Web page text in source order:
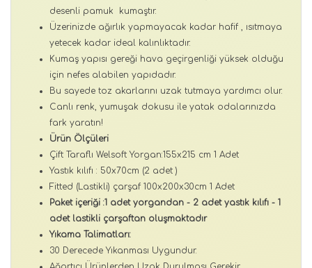
desenli pamuk kumaştır.
Üzerinizde ağırlık yapmayacak kadar hafif , ısıtmaya
yetecek kadar ideal kalınlıktadır.
Kumaş yapısı gereği hava geçirgenliği yüksek olduğu
için nefes alabilen yapıdadır.
Bu sayede toz akarlarını uzak tutmaya yardımcı olur.
Canlı renk, yumuşak dokusu ile yatak odalarınızda
fark yaratın!
Ürün Ölçüleri
Çift Taraflı Welsoft Yorgan:155x215 cm 1 Adet
Yastık kılıfı : 50x70cm (2 adet )
Fitted (Lastikli) çarşaf 100x200x30cm 1 Adet
Paket içeriği :1 adet yorgandan - 2 adet yastık kılıfı - 1
adet lastikli çarşaftan oluşmaktadır
Yıkama Talimatları:
30 Derecede Yıkanması Uygundur.